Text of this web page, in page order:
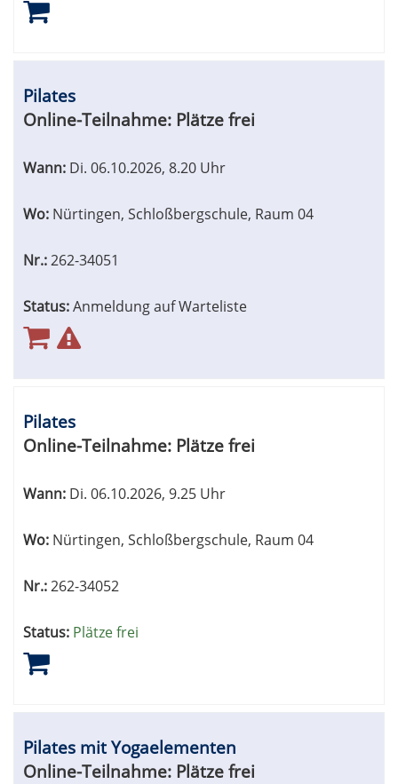
Pilates
Online-Teilnahme: Plätze frei
Wann: Di. 06.10.2026, 8.20 Uhr
Wo: Nürtingen, Schloßbergschule, Raum 04
Nr.:262-34051
Status:Anmeldung auf Warteliste
Pilates
Online-Teilnahme: Plätze frei
Wann: Di. 06.10.2026, 9.25 Uhr
Wo: Nürtingen, Schloßbergschule, Raum 04
Nr.:262-34052
Status: Plätze frei
Pilates mit Yogaelementen
Online-Teilnahme: Plätze frei